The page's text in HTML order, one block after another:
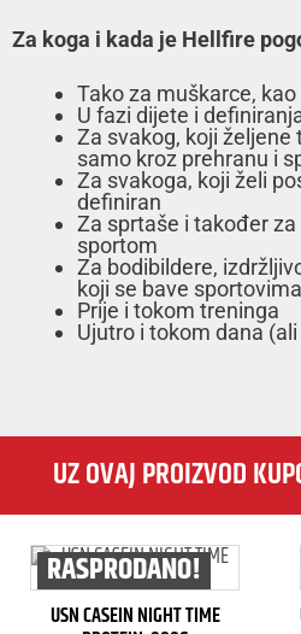
Za koga i kada je Hellfire
Tako za muškarce, kao
U fazi dijete i
Za svakog, koji
samo kroz prehranu i
Za svakoga, koji želi
definiran
Za sprtaše i također
sportom
Za bodibildere,
koji se bave
Prije i tokom treninga
Ujutro i tokom dana
UZ OVAJ PROIZVOD
RASPRODANO!
USN CASEIN NIGHT TIME